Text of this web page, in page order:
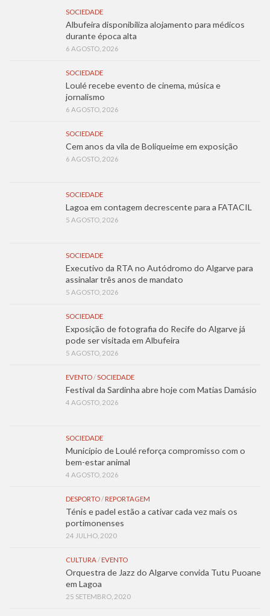
SOCIEDADE
Albufeira disponibiliza alojamento para médicos
durante época alta
6 AGOSTO, 2026
SOCIEDADE
Loulé recebe evento de cinema, música e
jornalismo
6 AGOSTO, 2026
SOCIEDADE
Cem anos da vila de Boliqueime em exposição
6 AGOSTO, 2026
SOCIEDADE
Lagoa em contagem decrescente para a FATACIL
5 AGOSTO, 2026
SOCIEDADE
Executivo da RTA no Autódromo do Algarve para
assinalar três anos de mandato
5 AGOSTO, 2026
SOCIEDADE
Exposição de fotografia do Recife do Algarve já
pode ser visitada em Albufeira
5 AGOSTO, 2026
EVENTO/SOCIEDADE
Festival da Sardinha abre hoje com Matias Damásio
4 AGOSTO, 2026
SOCIEDADE
Município de Loulé reforça compromisso com o
bem-estar animal
4 AGOSTO, 2026
DESPORTO/ REPORTAGEM
Ténis e padel estão a cativar cada vez mais os
portimonenses
24 JULHO, 2020
CULTURA/ EVENTO
Orquestra de Jazz do Algarve convida Tutu Puoane
em Lagoa
25 SETEMBRO, 2020